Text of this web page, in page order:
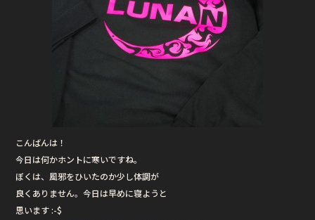
こんばんは！
今日は何かホントに寒いですね。
ぼくは、風邪をひいたのか少し体調が
良くありません。今日は早めに寝ようと
思います :-$